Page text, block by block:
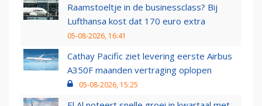
Raamstoeltje in de businessclass? Bij
Lufthansa kost dat 170 euro extra
05-08-2026, 16:41
Cathay Pacific ziet levering eerste Airbus
A350F maanden vertraging oplopen
05-08-2026, 15:25